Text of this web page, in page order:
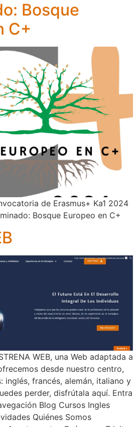
Bosque
C+
de Erasmus+ Ka1 2024
Bosque Europeo en C+
WEB, una Web adaptada a
desde nuestro centro,
inglés, francés, alemán, italiano y
perder, disfrútala aquí. Entra
Blog Cursos Ingles
Quiénes Somos